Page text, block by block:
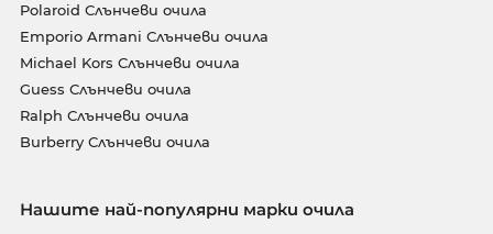
Polaroid Слънчеви очила
Emporio Armani Слънчеви очила
Michael Kors Слънчеви очила
Guess Слънчеви очила
Ralph Слънчеви очила
Burberry Слънчеви очила
Нашите най-популярни марки очила